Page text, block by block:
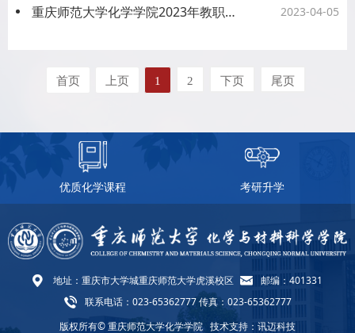
重庆师范大学化学学院2023年教职工春游行 2023-04-05
首页 上页 1 2 下页 尾页
优质化学课程 考研升学
地址：重庆市大学城重庆师范大学虎溪校区
邮编：401331
联系电话：023-65362777 传真：023-65362777
版权所有© 重庆师范大学化学学院 技术支持：讯迈科技